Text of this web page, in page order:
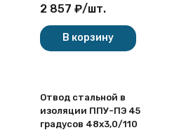
2 857 ₽/шт.
В корзину
Отвод стальной в
изоляции ППУ-ПЭ 45
градусов 48х3,0/110